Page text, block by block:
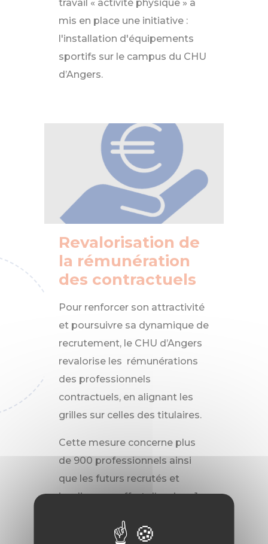
travail « activité physique » a
mis en place une initiative :
l'installation d'équipements
sportifs sur le campus du CHU
d’Angers.
Revalorisation de la rémunération des
Revalorisation de
la rémunération
des contractuels
Pour renforcer son attractivité
et poursuivre sa dynamique de
recrutement, le CHU d’Angers
revalorise les rémunérations
des professionnels
contractuels, en alignant les
grilles sur celles des titulaires.
Cette mesure concerne plus
de 900 professionnels ainsi
que les futurs recrutés et
implique un effort d’environ 1
l’établissement.